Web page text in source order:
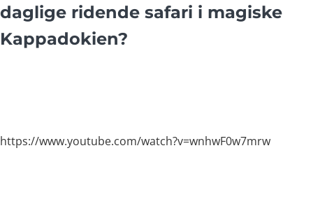
daglige ridende safari i magiske
Kappadokien?
https://www.youtube.com/watch?v=wnhwF0w7mrw